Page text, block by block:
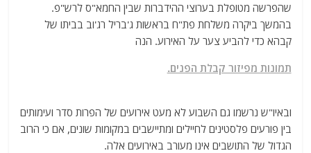
שהפרשה מטופלת בערוצי ההידברות שבין החמא"ס לרש"פ.
בהמשך ביקרה משלחת פת"ח בראשות ג'בריל רג'וב בביתו של
קבהא כדי להביע צער על האירוע. הנה
תמונות מפיזור קבלת הפנים.
ובאיו"ש נרשמו גם השבוע לא מעט אירועים של הפרות סדר ועימותים
בין פורעים פלסטינים לחיילים ומתיישבים במקומות שונים, אם כי הרוב
הגדול של התושבים אינו מעורב באירועים אלה.